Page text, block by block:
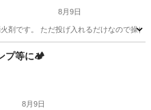
8月9日
剤です。 ただ投げ入れるだけなので操
災、セキュリティ
プ等に🏕️
8月9日